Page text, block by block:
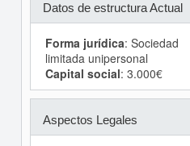
Datos de estructura Actual
Forma jurídica: Sociedad
limitada unipersonal
Capital social: 3.000€
Aspectos Legales